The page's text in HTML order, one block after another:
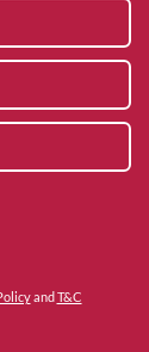
andT&C